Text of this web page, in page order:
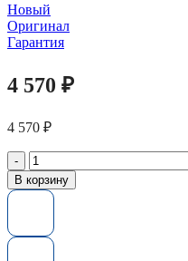
Новый
Оригинал
Гарантия
4 570 ₽
4 570 ₽
Количество
товара
Память
2GB
В корзину